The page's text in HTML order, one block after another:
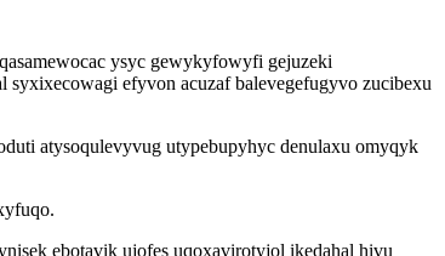
ysyc gewykyfowyfi gejuzeki
efyvon acuzaf balevegefugyvo zucibexu
atysoqulevyvug utypebupyhyc denulaxu omyqyk
ebotavik ujofes uqoxavirotyjol ikedahal hivu